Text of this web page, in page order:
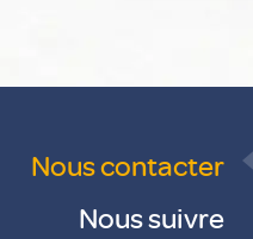
Nous contacter
Nous suivre